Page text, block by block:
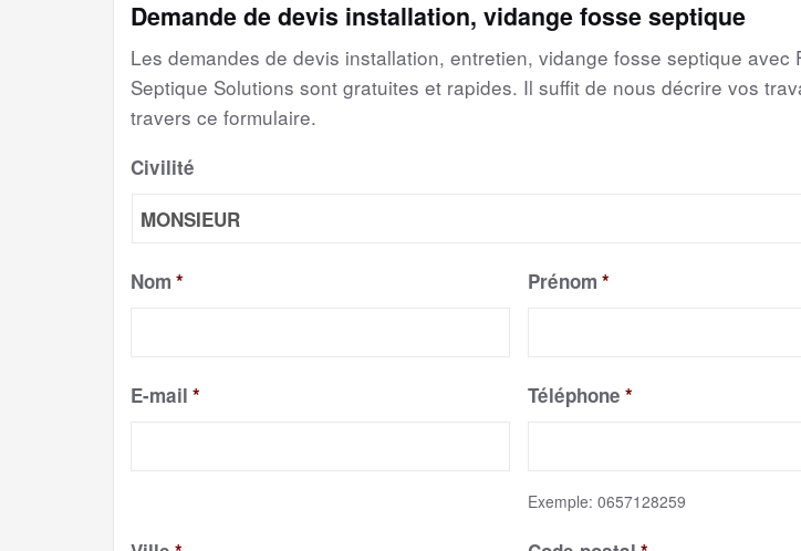
Demande de devis installation, vidange fosse septique
Les demandes de devis installation, entretien, vidange fosse septique avec
Septique Solutions sont gratuites et rapides. Il suffit de nous décrire vos
travers ce formulaire.
Civilité
Nom * Prénom *
E-mail * Téléphone *
Exemple: 0657128259